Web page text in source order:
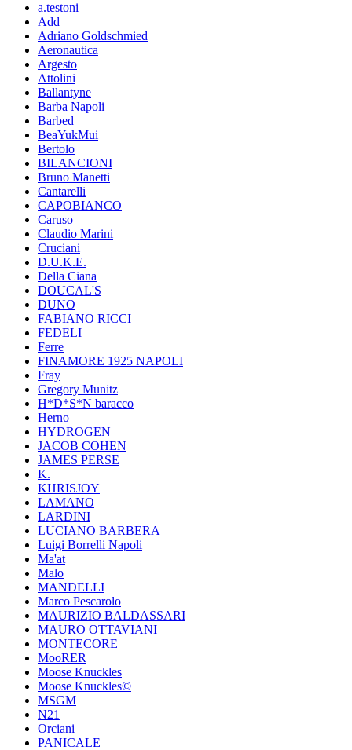
a.testoni
Add
Adriano Goldschmied
Aeronautica
Argesto
Attolini
Ballantyne
Barba Napoli
Barbed
BeaYukMui
Bertolo
BILANCIONI
Bruno Manetti
Cantarelli
CAPOBIANCO
Caruso
Claudio Marini
Cruciani
D.U.K.E.
Della Ciana
DOUCAL'S
DUNO
FABIANO RICCI
FEDELI
Ferre
FINAMORE 1925 NAPOLI
Fray
Gregory Munitz
H*D*S*N baracco
Herno
HYDROGEN
JACOB COHEN
JAMES PERSE
K.
KHRISJOY
LAMANO
LARDINI
LUCIANO BARBERA
Luigi Borrelli Napoli
Ma'at
Malo
MANDELLI
Marco Pescarolo
MAURIZIO BALDASSARI
MAURO OTTAVIANI
MONTECORE
MooRER
Moose Knuckles
Moose Knuckles©️
MSGM
N21
Orciani
PANICALE